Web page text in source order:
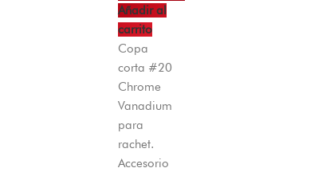
Añadir al
carrito
Copa
corta #20
Chrome
Vanadium
para
rachet.
Accesorio